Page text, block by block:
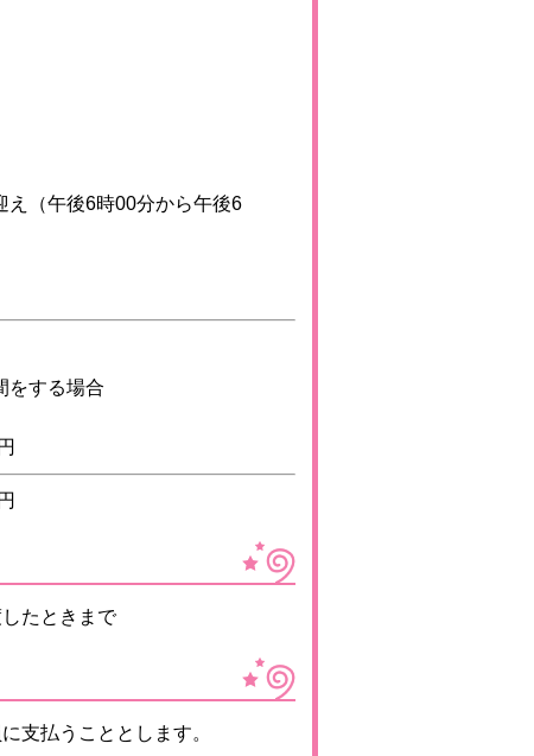
（午後6時00分から午後6
をする場合
たときまで
支払うこととします。